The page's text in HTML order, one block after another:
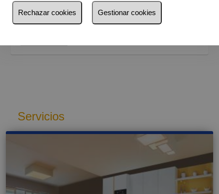
Provincia
Málaga (1)
Busca por referencia, precio, tipo...
Servicios
Rechazar cookies Gestionar cookies